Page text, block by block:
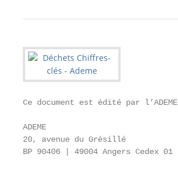
Ce document est édité par l’ADEME
ADEME
20, avenue du Grésillé
BP 90406 | 49004 Angers Cedex 01